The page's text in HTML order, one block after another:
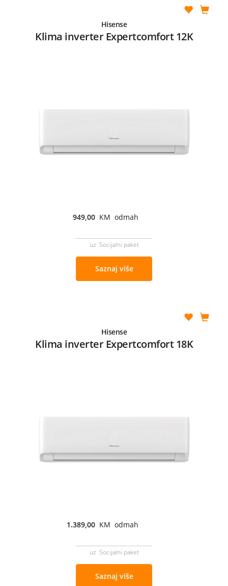
Hisense
Klima inverter Expertcomfort 12K
949,00 KM odmah
uz Socijalni paket
Saznaj više
Hisense
Klima inverter Expertcomfort 18K
1.389,00 KM odmah
uz Socijalni paket
Saznaj više